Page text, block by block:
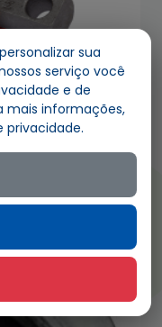
sua
serviço você
e de
mais informações,
privacidade.